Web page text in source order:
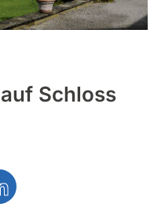
Schloss